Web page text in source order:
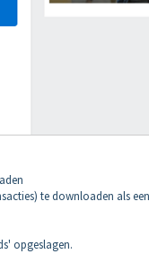
te downloaden als
opgeslagen.